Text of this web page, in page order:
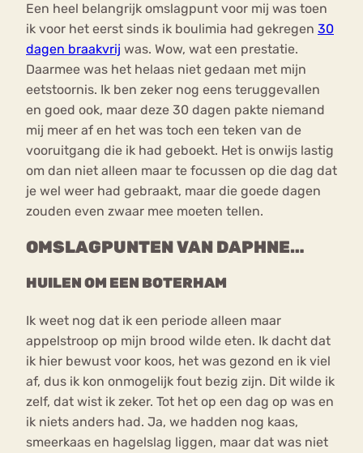
Een heel belangrijk omslagpunt voor mij was toen
ik voor het eerst sinds ik boulimia had gekregen 30
dagen braakvrij was. Wow, wat een prestatie.
Daarmee was het helaas niet gedaan met mijn
eetstoornis. Ik ben zeker nog eens teruggevallen
en goed ook, maar deze 30 dagen pakte niemand
mij meer af en het was toch een teken van de
vooruitgang die ik had geboekt. Het is onwijs lastig
om dan niet alleen maar te focussen op die dag dat
je wel weer had gebraakt, maar die goede dagen
zouden even zwaar mee moeten tellen.
OMSLAGPUNTEN VAN DAPHNE…
HUILEN OM EEN BOTERHAM
Ik weet nog dat ik een periode alleen maar
appelstroop op mijn brood wilde eten. Ik dacht dat
ik hier bewust voor koos, het was gezond en ik viel
af, dus ik kon onmogelijk fout bezig zijn. Dit wilde ik
zelf, dat wist ik zeker. Tot het op een dag op was en
ik niets anders had. Ja, we hadden nog kaas,
smeerkaas en hagelslag liggen, maar dat was niet